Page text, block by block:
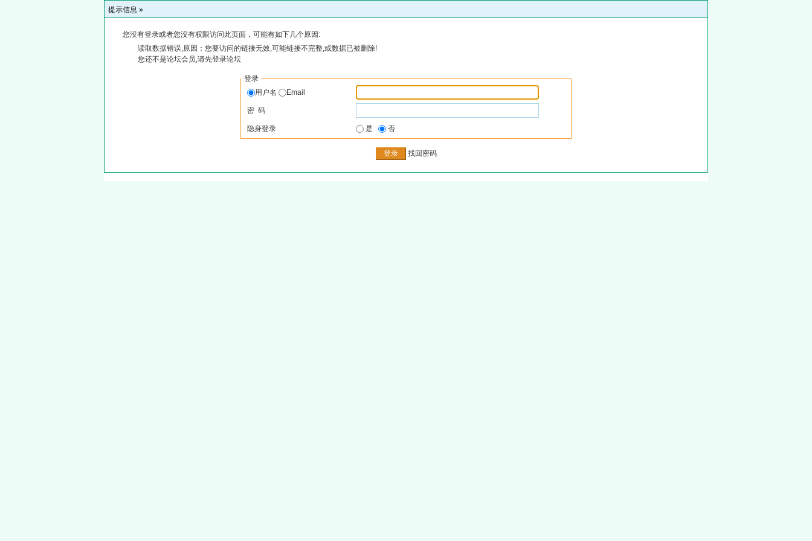
提示信息 »
您没有登录或者您没有权限访问此页面，可能有如下几个原因:
读取数据错误,原因：您要访问的链接无效,可能链接不完整,或数据已被删除!
您还不是论坛会员,请先登录论坛
登录
用户名
Email
密 码
隐身登录 是 否
找回密码